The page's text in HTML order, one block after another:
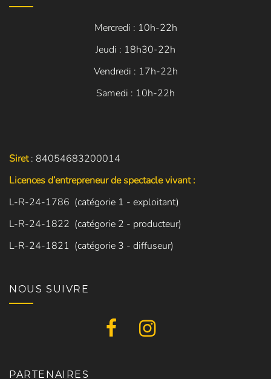
Mercredi : 10h-22h
Jeudi : 18h30-22h
Vendredi : 17h-22h
Samedi : 10h-22h
Siret: 84054683200014
Licences d’entrepreneur de spectacle vivant :
L-R-24-1786 (catégorie 1 - exploitant)
L-R-24-1822 (catégorie 2 - producteur)
L-R-24-1821 (catégorie 3 - diffuseur)
NOUS SUIVRE
PARTENAIRES